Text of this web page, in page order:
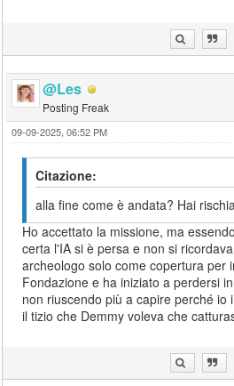
@Les
Posting Freak
09-09-2025, 06:52 PM
Citazione:
alla fine come è andata? Hai
Ho accettato la missione, ma
certa l'IA si è persa e non si
archeologo solo come copertura per
Fondazione e ha iniziato a perdersi
non riuscendo più a capire perché io
il tizio che Demmy voleva che